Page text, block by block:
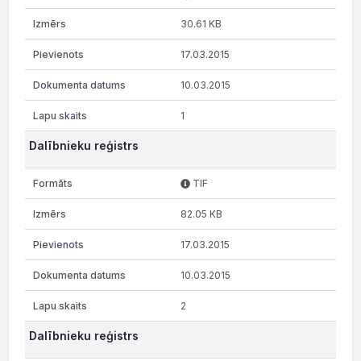
30.61 KB
17.03.2015
10.03.2015
1
Dalībnieku reģistrs
TIF
82.05 KB
17.03.2015
10.03.2015
2
Dalībnieku reģistrs